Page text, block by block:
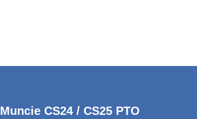
Muncie CS24 / CS25 PTO